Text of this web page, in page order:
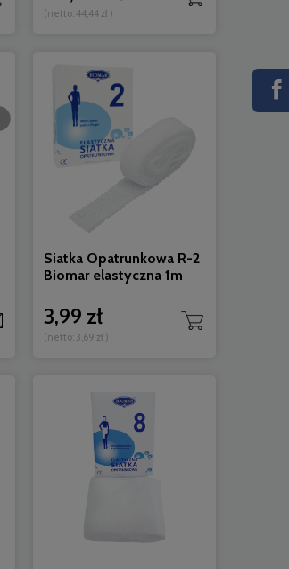
(netto: 44,44 zł )
Siatka Opatrunkowa R-2
Biomar elastyczna 1m
3,99 zł
(netto: 3,69 zł )